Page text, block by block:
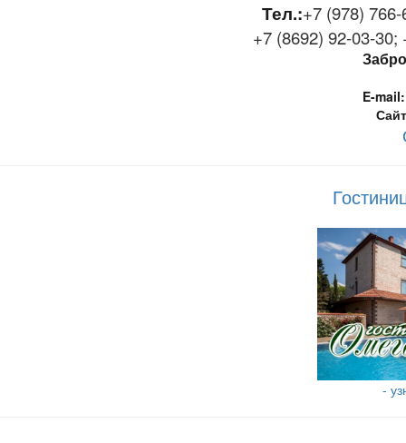
Тел.:+7 (978)
+7 (8692) 92-03-30;
E-mail:
-